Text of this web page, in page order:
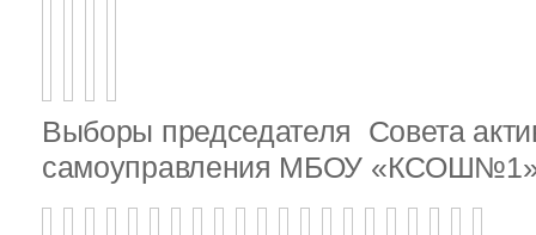
Выборы председателя Совета
самоуправления МБОУ